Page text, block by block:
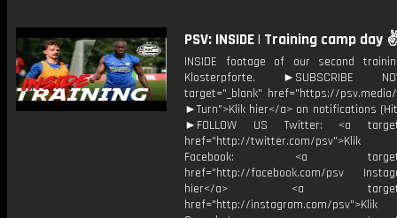
PSV: INSIDE | Training camp day
INSIDE footage of our second
Klosterpforte. ►SUBSCRIBE
target="_blank" href="https://psv.media/
►Turn">Klik hier</a> on notifications
►FOLLOW US Twitter: <a
href="http://twitter.com/psv">Klik
Facebook: <a
href="http://facebook.com/psv
hier</a> <a
href="http://instagram.com/